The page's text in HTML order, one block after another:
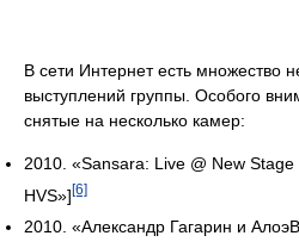
В сети Интернет есть множество
выступлений группы. Особого
снятые на несколько камер:
2010. «Sansara: Live @ New
HVS»][6]
2010. «Александр Гагарин и